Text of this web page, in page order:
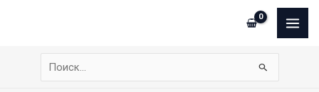
Поиск:
Этот
товар
несколько
вариаций.